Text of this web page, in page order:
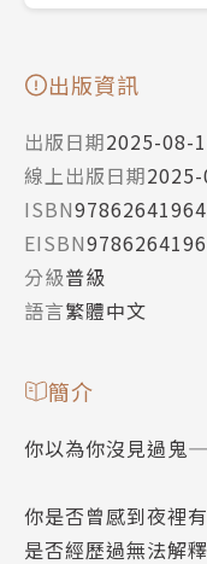
出版資訊
出版日期2025-08-
線上出版日期
ISBN
EISBN
分級普級
語言繁體中文
簡介
你以為你沒見過鬼
你是否曾感到夜裡
是否經歷過無法解